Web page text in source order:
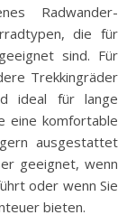
Radwander-
die für
sind. Für
Trekkingräder
ideal für lange
eine komfortable
ausgestattet
geeignet, wenn
oder wenn Sie
bieten.